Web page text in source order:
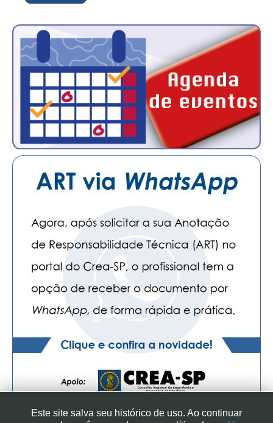
CADASTRO
ASSOCIE-SE
ATUALIZAÇÃO CADASTRAL
Este site salva seu histórico de uso. Ao continuar